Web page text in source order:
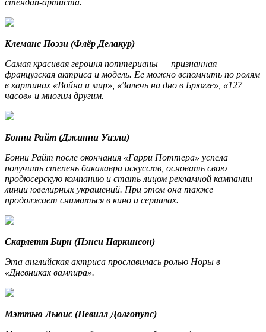
стендап-артиста.
Клеманс Поэзи (Флёр Делакур)
Самая красивая героиня поттерианы — признанная
французская актриса и модель. Ее можно вспомнить по ролям
в картинах «Война и мир», «Залечь на дно в Брюгге», «127
часов» и многим другим.
Бонни Райт (Джинни Уизли)
Бонни Райт после окончания «Гарри Поттера» успела
получить степень бакалавра искусств, основать свою
продюсерскую компанию и стать лицом рекламной кампании
линии ювелирных украшений. При этом она также
продолжает сниматься в кино и сериалах.
Скарлетт Бирн (Пэнси Паркинсон)
Эта английская актриса прославилась ролью Норы в
«Дневниках вампира».
Мэттью Льюис (Невилл Долгопупс)